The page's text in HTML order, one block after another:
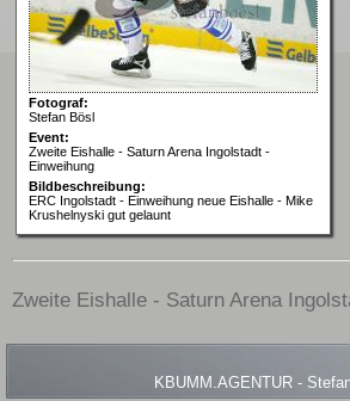
Fotograf:
Stefan Bösl
Event:
Zweite Eishalle - Saturn Arena Ingolstadt -
Einweihung
Bildbeschreibung:
ERC Ingolstadt - Einweihung neue Eishalle - Mike
Krushelnyski gut gelaunt
Zweite Eishalle - Saturn Arena
KBUMM.AGENTUR -